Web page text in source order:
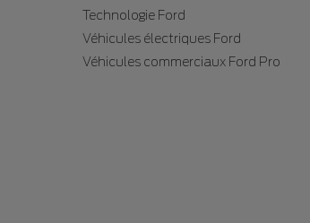
Technologie Ford
Véhicules électriques Ford
Véhicules commerciaux Ford Pro